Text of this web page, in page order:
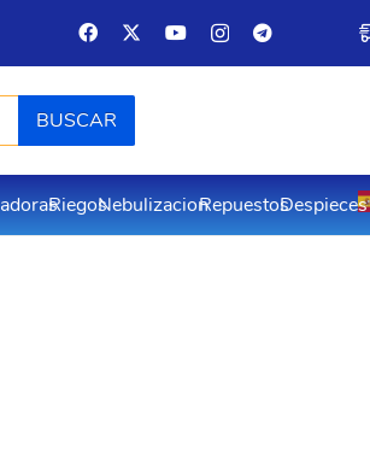
BUSCAR
RiegosNebulizacionRepuestosDespieces